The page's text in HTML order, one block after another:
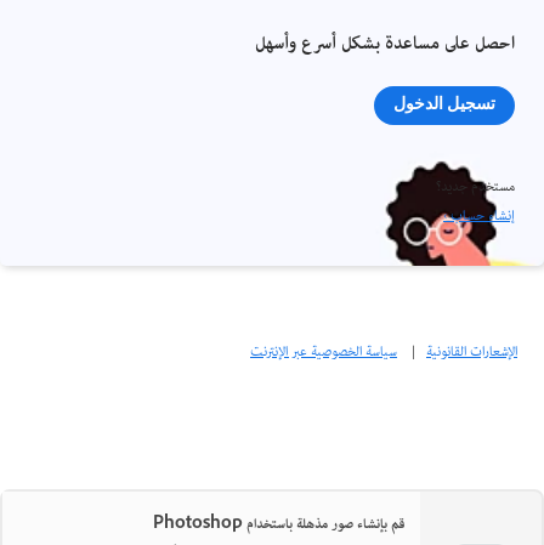
احصل على مساعدة بشكل أسرع وأسهل
تسجيل الدخول
مستخدم جديد؟
إنشاء حساب ›
الإشعارات القانونية | سياسة الخصوصية عبر الإنترنت
قم بإنشاء صور مذهلة باستخدام Photoshop